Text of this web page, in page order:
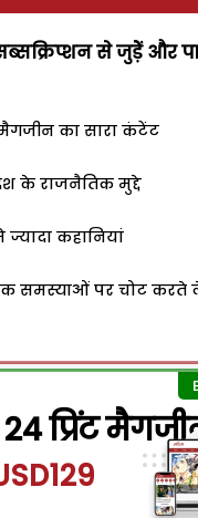
से जुड़ेें और
का सारा कंटेंट
के राजनैतिक मुद्दे
ज्यादा कहानियां
समस्याओं पर चोट करते
प्रिंट